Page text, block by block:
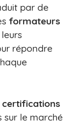
par de
formateurs
répondre
certifications
sur le marché